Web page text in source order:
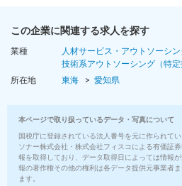
この企業に関連する求人を探す
業種
人材サービス・アウトソーシ
技術系アウトソーシング（特定
所在地
東海 愛知県
本ページで取り扱っているデータ・写真について
国税庁に登録されている法人番号を元に作られて
ソナー株式会社・株式会社フィスコによる有価証
報を取得しており、データ取得日によっては情報
報の著作権その他の権利は各データ提供元事業者
ます。